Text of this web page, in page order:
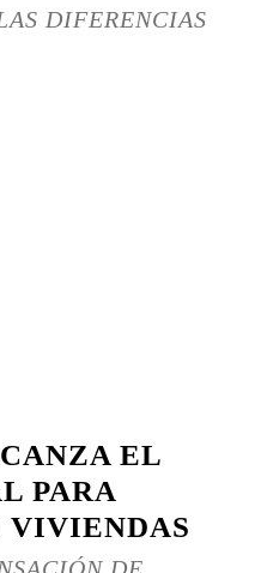
DIFERENCIAS
EL
PARA
VIVIENDAS